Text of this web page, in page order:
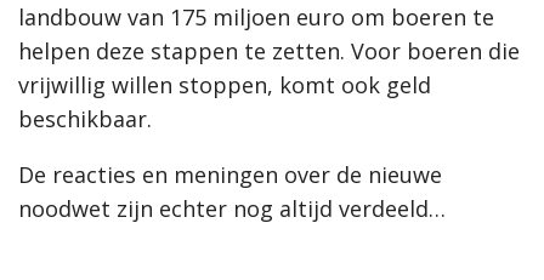
landbouw van 175 miljoen euro om boeren te
helpen deze stappen te zetten. Voor boeren die
vrijwillig willen stoppen, komt ook geld
beschikbaar.
De reacties en meningen over de nieuwe
noodwet zijn echter nog altijd verdeeld…